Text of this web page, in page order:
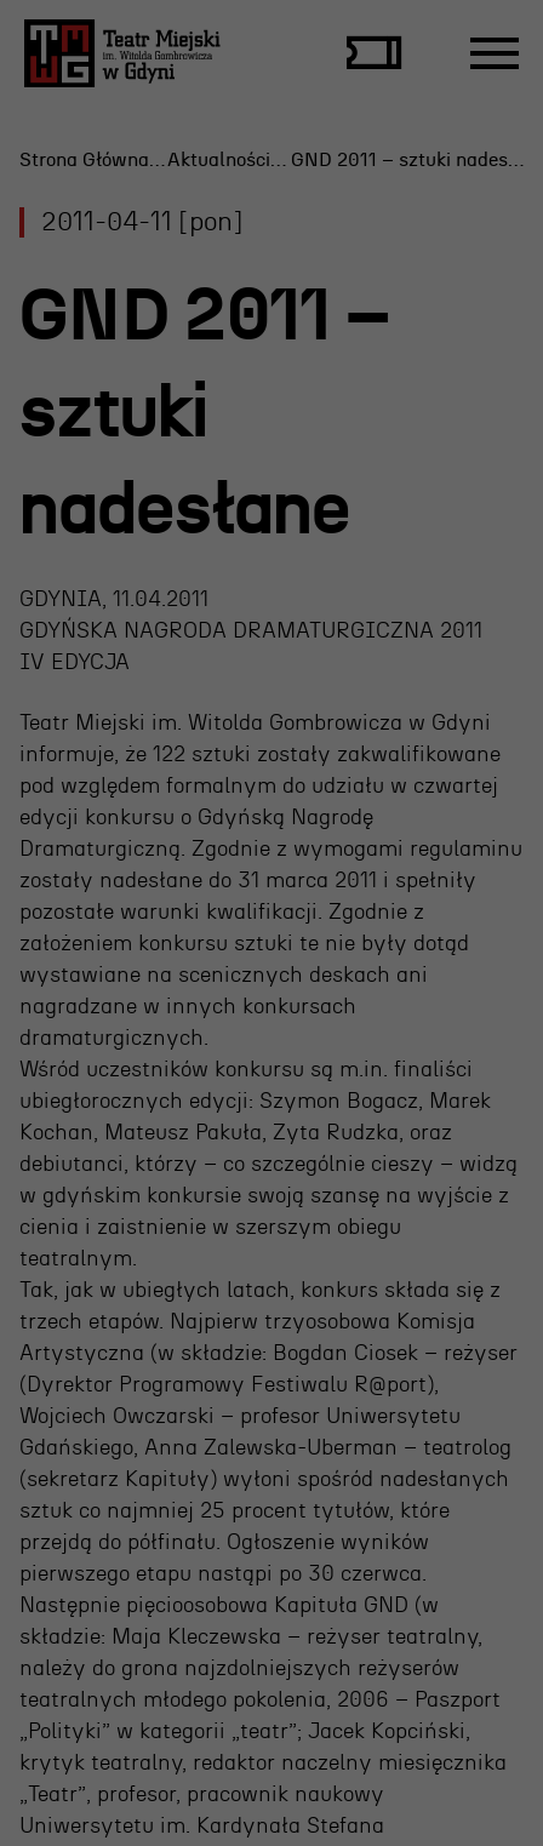
Scena Letnia
Bilety
Festiwal R@Port
Gdyńska Nagroda Dramaturgiczna
Żurowskiego
Teatr
Historia teatru
Zespół artystyczny
Aktualności
Dostępny Teatr Miejski
Wynajem scen i spektakli
Spektakle wyjazdowe
Sponsorzy
Kontakt & Zespół
Edukacja
Wydarzenia
Oferta edukacyjna
Polecamy
GND 2011 – sztuki nadesłane
2011-04-11 [pon]
GND 2011 –
sztuki
nadesłane
GDYNIA, 11.04.2011
GDYŃSKA NAGRODA DRAMATURGICZNA 2011
IV EDYCJA
Teatr Miejski im. Witolda Gombrowicza w Gdyni
informuje, że 122 sztuki zostały zakwalifikowane
pod względem formalnym do udziału w czwartej
edycji konkursu o Gdyńską Nagrodę
Dramaturgiczną. Zgodnie z wymogami regulaminu
zostały nadesłane do 31 marca 2011 i spełniły
pozostałe warunki kwalifikacji. Zgodnie z
założeniem konkursu sztuki te nie były dotąd
wystawiane na scenicznych deskach ani
nagradzane w innych konkursach
dramaturgicznych.
Wśród uczestników konkursu są m.in. finaliści
ubiegłorocznych edycji: Szymon Bogacz, Marek
Kochan, Mateusz Pakuła, Zyta Rudzka, oraz
debiutanci, którzy – co szczególnie cieszy – widzą
w gdyńskim konkursie swoją szansę na wyjście z
cienia i zaistnienie w szerszym obiegu
teatralnym.
Tak, jak w ubiegłych latach, konkurs składa się z
trzech etapów. Najpierw trzyosobowa Komisja
Artystyczna (w składzie: Bogdan Ciosek – reżyser
(Dyrektor Programowy Festiwalu R@port),
Wojciech Owczarski – profesor Uniwersytetu
Gdańskiego, Anna Zalewska-Uberman – teatrolog
(sekretarz Kapituły) wyłoni spośród nadesłanych
sztuk co najmniej 25 procent tytułów, które
przejdą do półfinału. Ogłoszenie wyników
pierwszego etapu nastąpi po 30 czerwca.
Następnie pięcioosobowa Kapituła GND (w
składzie: Maja Kleczewska – reżyser teatralny,
należy do grona najzdolniejszych reżyserów
teatralnych młodego pokolenia, 2006 – Paszport
„Polityki” w kategorii „teatr”; Jacek Kopciński,
krytyk teatralny, redaktor naczelny miesięcznika
„Teatr”, profesor, pracownik naukowy
Uniwersytetu im. Kardynała Stefana